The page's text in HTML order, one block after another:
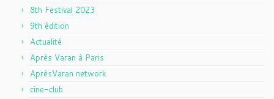
8th Festival 2023
9th édition
Actualité
Après Varan à Paris
AprèsVaran network
cine-club